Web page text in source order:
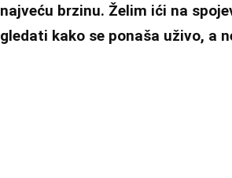
najveću brzinu. Želim ići na
gledati kako se ponaša uživo, a